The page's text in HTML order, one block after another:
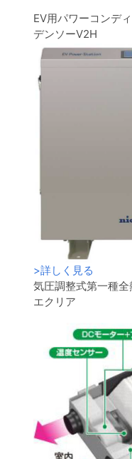
EV用パワーコンデ
デンソーV2H
>詳しく見る
気圧調整式第一種
エクリア